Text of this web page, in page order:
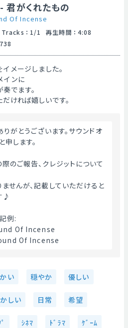
がくれたもの
Of Incense
Tracks ： 1/1 再生時間 ： 4:08
738
メージしました。
インに
でます。
ければ嬉しいです。
申します。
のご報告、クレジットについて
せんが、記載していただけると
♪
例:
Of Incense
Of Incense
い 穏やか 優しい
しい 日常 希望
ｼﾈﾏ ﾄﾞﾗﾏ ｹﾞｰﾑ